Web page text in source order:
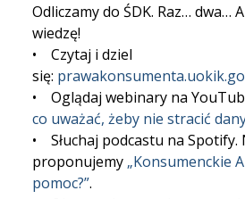
Odliczamy do ŚDK. Raz… dwa…
wiedzę!
• Czytaj i dziel
się:
• Oglądaj webinary na
co uważać, żeby nie stracić
• Słuchaj podcastu na Spotify.
proponujemy „Konsumenckie
pomoc?”.